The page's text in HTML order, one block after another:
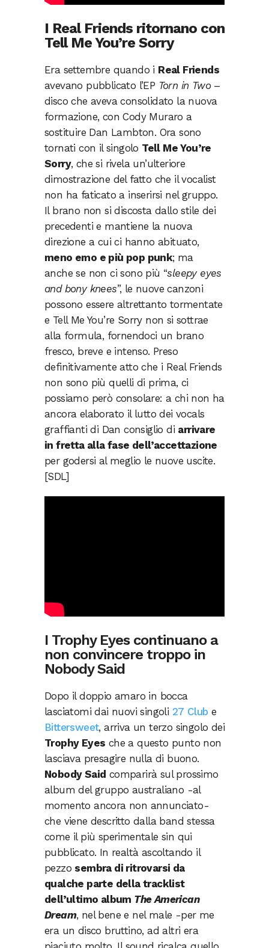
I Real Friends ritornano con
Tell Me You’re Sorry
Era settembre quando i Real Friends
avevano pubblicato l’EP Torn in Two–
disco che aveva consolidato la nuova
formazione, con Cody Muraro a
sostituire Dan Lambton. Ora sono
tornati con il singolo Tell Me You’re
Sorry, che si rivela un’ulteriore
dimostrazione del fatto che il vocalist
non ha faticato a inserirsi nel gruppo.
Il brano non si discosta dallo stile dei
precedenti e mantiene la nuova
direzione a cui ci hanno abituato,
meno emo e più pop punk; ma
anche se non ci sono più “sleepy eyes
and bony knees”, le nuove canzoni
possono essere altrettanto tormentate
e Tell Me You’re Sorry non si sottrae
alla formula, fornendoci un brano
fresco, breve e intenso. Preso
definitivamente atto che i Real Friends
non sono più quelli di prima, ci
possiamo però consolare: a chi non ha
ancora elaborato il lutto dei vocals
graffianti di Dan consiglio di arrivare
in fretta alla fase dell’accettazione
per godersi al meglio le nuove uscite.
[SDL]
I Trophy Eyes continuano a
non convincere troppo in
Nobody Said
Dopo il doppio amaro in bocca
lasciatomi dai nuovi singoli 27 Club e
Bittersweet, arriva un terzo singolo dei
Trophy Eyes che a questo punto non
lasciava presagire nulla di buono.
Nobody Said comparirà sul prossimo
album del gruppo australiano -al
momento ancora non annunciato-
che viene descritto dalla band stessa
come il più sperimentale sin qui
pubblicato. In realtà ascoltando il
pezzo sembra di ritrovarsi da
qualche parte della tracklist
dell’ultimo album The American
Dream, nel bene e nel male -per me
era un disco bruttino, ad altri era